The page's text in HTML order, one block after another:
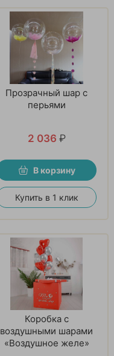
Прозрачный шар с
перьями
2 036 ₽
В корзину
Купить в 1 клик
Коробка с
воздушными шарами
«Воздушное желе»